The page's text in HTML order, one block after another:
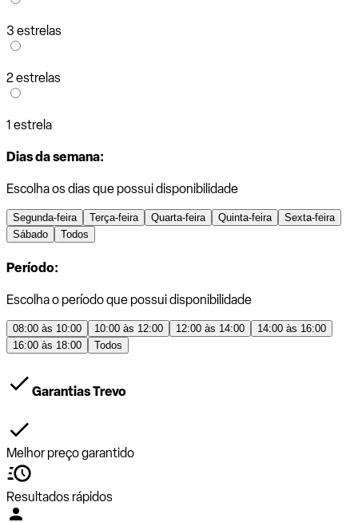
3 estrelas
2 estrelas
1 estrela
Dias da semana:
Escolha os dias que possui disponibilidade
Segunda-feira Terça-feira Quarta-feira Quinta-feira
Sexta-feira
Sábado
Todos
Período:
Escolha o período que possui disponibilidade
08:00 às 10:00 10:00 às 12:00 12:00 às 14:00
14:00 às 16:00
16:00 às 18:00
Todos
Garantias Trevo
Melhor preço garantido
Resultados rápidos